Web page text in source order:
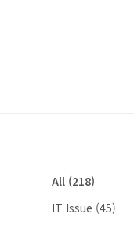
All (218)
IT Issue (45)